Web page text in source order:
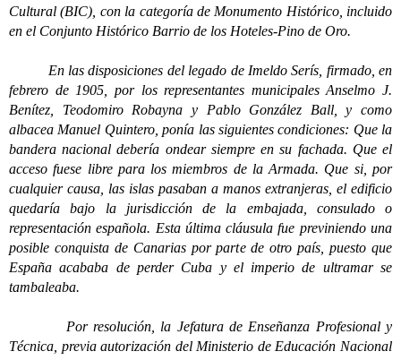
Cultural (BIC), con la categoría de Monumento Histórico, incluido
en el Conjunto Histórico Barrio de los Hoteles-Pino de Oro.
En las disposiciones del legado de Imeldo Serís, firmado, en
febrero de 1905, por los representantes municipales Anselmo J.
Benítez, Teodomiro Robayna y Pablo González Ball, y como
albacea Manuel Quintero, ponía las siguientes condiciones: Que la
bandera nacional debería ondear siempre en su fachada. Que el
acceso fuese libre para los miembros de la Armada. Que si, por
cualquier causa, las islas pasaban a manos extranjeras, el edificio
quedaría bajo la jurisdicción de la embajada, consulado o
representación española. Esta última cláusula fue previniendo una
posible conquista de Canarias por parte de otro país, puesto que
España acababa de perder Cuba y el imperio de ultramar se
tambaleaba.
Por resolución, la Jefatura de Enseñanza Profesional y
Técnica, previa autorización del Ministerio de Educación Nacional